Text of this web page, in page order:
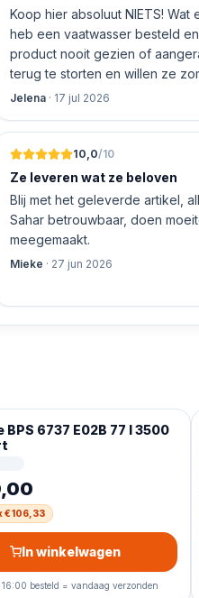
Koop hier absoluut NIETS!
heb een vaatwasser besteld
product nooit gezien of
terug te storten en willen ze
inhouden!
Jelena · 17 jul 2026
10,0/10
Ze leveren wat ze beloven
Blij met het geleverde artikel,
Sahar betrouwbaar, doen
meegemaakt.
Mieke · 27 jun 2026
BPS 6737 E02B 77 l 3500
€ 106,33
In winkelwagen
16:00 besteld = vandaag verzonden